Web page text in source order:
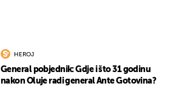
HEROJ
General pobjednik: Gdje i što 31 godinu
nakon Oluje radi general Ante Gotovina?